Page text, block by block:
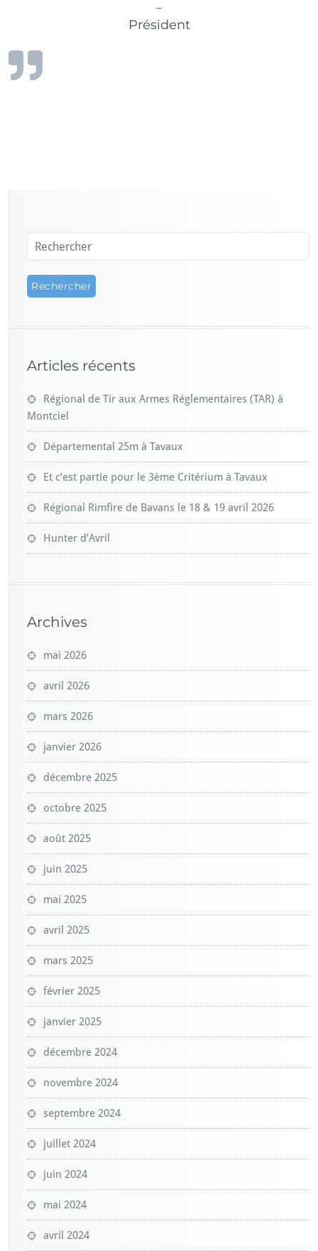
–
Président
Articles récents
Régional de Tir aux Armes Réglementaires (TAR) à
Montciel
Départemental 25m à Tavaux
Et c’est partie pour le 3ème Critérium à Tavaux
Régional Rimfire de Bavans le 18 & 19 avril 2026
Hunter d’Avril
Archives
mai 2026
avril 2026
mars 2026
janvier 2026
décembre 2025
octobre 2025
août 2025
juin 2025
mai 2025
avril 2025
mars 2025
février 2025
janvier 2025
décembre 2024
novembre 2024
septembre 2024
juillet 2024
juin 2024
mai 2024
avril 2024